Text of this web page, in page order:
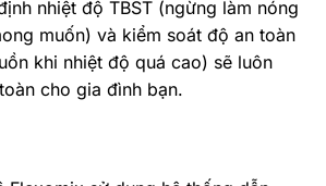
nhiệt độ TBST (ngừng làm nóng
muốn) và kiểm soát độ an toàn
khi nhiệt độ quá cao) sẽ luôn
cho gia đình bạn.